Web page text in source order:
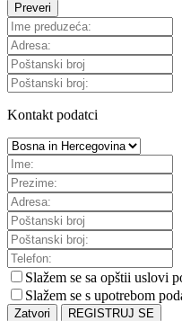
Preveri
Kontakt podatci
Slažem se sa opštii uslovi
Slažem se s upotrebom
Zatvori REGISTRUJ SE